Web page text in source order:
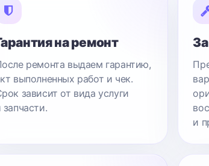
на ремонт
ремонта выдаем гарантию,
выполненных работ и чек.
зависит от вида услуги
запчасти.
и